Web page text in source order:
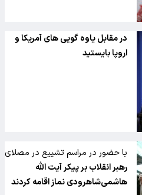
در مقابل یاوه گویی های آمریکا و
اروپا بایستید
با حضور در مراسم تشییع در مصلای
امام خمینی(ره)؛
رهبر انقلاب بر پیکر آیت الله
هاشمی‌شاهرودی نماز اقامه کردند